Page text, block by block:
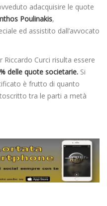
adacquisire le quote
Poulinakis,
ed assistito dall’avvocato
Curci risulta essere
delle quote societarie. Si
è frutto di quanto
tra le parti a metà